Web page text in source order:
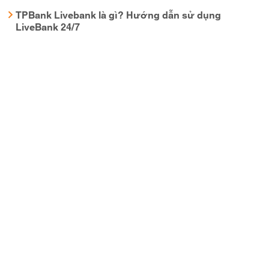
TPBank Livebank là gì? Hướng dẫn sử dụng
LiveBank 24/7